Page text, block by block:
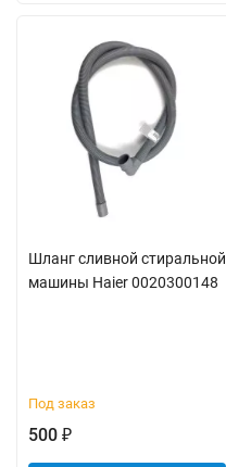
Шланг сливной стиральной
машины Haier 0020300148
Под заказ
500 ₽